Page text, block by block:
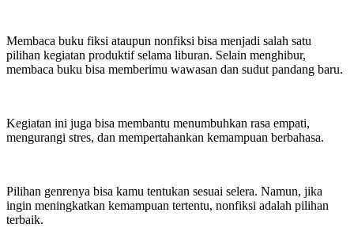
Membaca buku fiksi ataupun nonfiksi bisa menjadi salah satu
pilihan kegiatan produktif selama liburan. Selain menghibur,
membaca buku bisa memberimu wawasan dan sudut pandang baru.
Kegiatan ini juga bisa membantu menumbuhkan rasa empati,
mengurangi stres, dan mempertahankan kemampuan berbahasa.
Pilihan genrenya bisa kamu tentukan sesuai selera. Namun, jika
ingin meningkatkan kemampuan tertentu, nonfiksi adalah pilihan
terbaik.